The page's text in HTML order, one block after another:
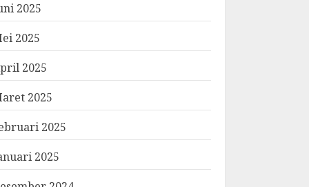
2025
2025
2025
2025
2025
2025